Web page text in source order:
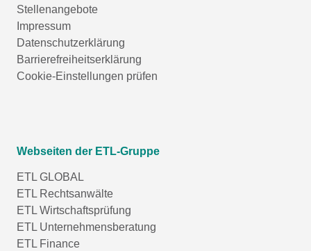
Stellenangebote
Impressum
Datenschutzerklärung
Barrierefreiheitserklärung
Cookie-Einstellungen prüfen
Webseiten der ETL-Gruppe
ETL GLOBAL
ETL Rechtsanwälte
ETL Wirtschaftsprüfung
ETL Unternehmensberatung
ETL Finance